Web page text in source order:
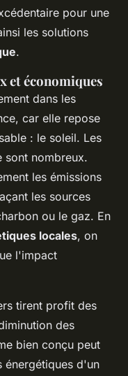
pour une
les solutions
.
et économiques
dans les
car elle repose
: le soleil. Les
sont nombreux.
les émissions
les sources
ou le gaz. En
locales, on
l'impact
tirent profit des
des
bien conçu peut
énergétiques d'un